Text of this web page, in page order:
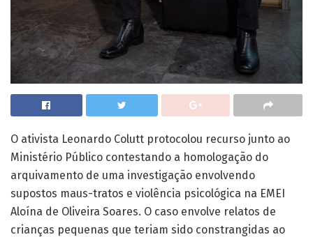
O ativista Leonardo Colutt protocolou recurso junto ao
Ministério Público contestando a homologação do
arquivamento de uma investigação envolvendo
supostos maus-tratos e violência psicológica na EMEI
Aloína de Oliveira Soares. O caso envolve relatos de
crianças pequenas que teriam sido constrangidas ao